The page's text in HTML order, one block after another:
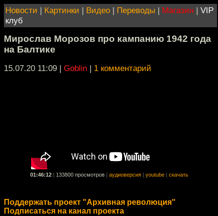
Новости | Картинки | Видео | Переводы | Магазин | VIP
клуб
Мирослав Морозов про кампанию 1942 года
на Балтике
15.07.20 11:09 | Goblin | 1 комментарий
01:46:12 133800 просмотров аудиоверсия youtube скачать
Поддержать проект "Архивная революция"
Подписаться на канал проекта